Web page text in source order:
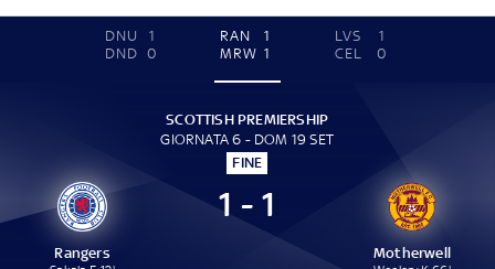
DNU
1
DND 0
RAN
1
MRW 1
LVS
1
CEL
0
SCOTTISH PREMIERSHIP
GIORNATA 6 - DOM 19 SET
FINE
Rangers
1 - 1
Motherwell